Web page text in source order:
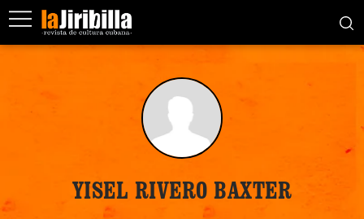
YISEL RIVERO BAXTER